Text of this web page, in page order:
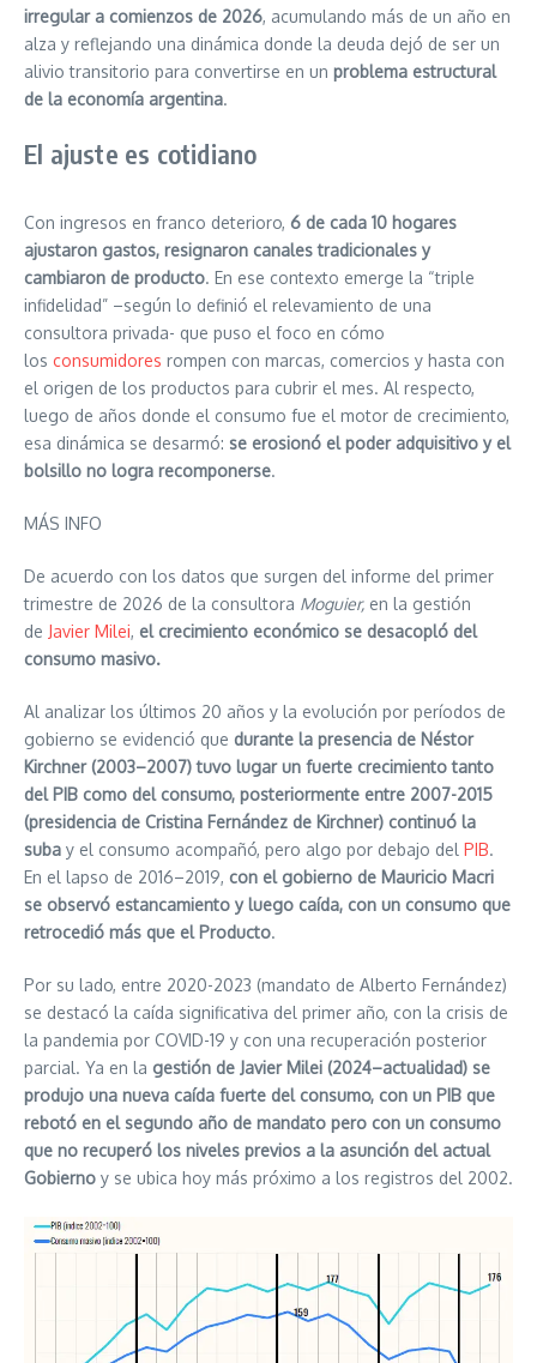
irregular a comienzos de 2026, acumulando más de un año en
alza y reflejando una dinámica donde la deuda dejó de ser un
alivio transitorio para convertirse en un problema estructural
de la economía argentina.
El ajuste es cotidiano
Con ingresos en franco deterioro, 6 de cada 10 hogares
ajustaron gastos, resignaron canales tradicionales y
cambiaron de producto. En ese contexto emerge la “triple
infidelidad” –según lo definió el relevamiento de una
consultora privada- que puso el foco en cómo
los consumidores rompen con marcas, comercios y hasta con
el origen de los productos para cubrir el mes. Al respecto,
luego de años donde el consumo fue el motor de crecimiento,
esa dinámica se desarmó: se erosionó el poder adquisitivo y el
bolsillo no logra recomponerse.
MÁS INFO
De acuerdo con los datos que surgen del informe del primer
trimestre de 2026 de la consultora Moguier, en la gestión
de Javier Milei, el crecimiento económico se desacopló del
consumo masivo.
Al analizar los últimos 20 años y la evolución por períodos de
gobierno se evidenció que durante la presencia de Néstor
Kirchner (2003–2007) tuvo lugar un fuerte crecimiento tanto
del PIB como del consumo, posteriormente entre 2007-2015
(presidencia de Cristina Fernández de Kirchner) continuó la
suba y el consumo acompañó, pero algo por debajo del PIB.
En el lapso de 2016–2019, con el gobierno de Mauricio Macri
se observó estancamiento y luego caída, con un consumo que
retrocedió más que el Producto.
Por su lado, entre 2020-2023 (mandato de Alberto Fernández)
se destacó la caída significativa del primer año, con la crisis de
la pandemia por COVID-19 y con una recuperación posterior
parcial. Ya en la gestión de Javier Milei (2024–actualidad) se
produjo una nueva caída fuerte del consumo, con un PIB que
rebotó en el segundo año de mandato pero con un consumo
que no recuperó los niveles previos a la asunción del actual
Gobierno y se ubica hoy más próximo a los registros del 2002.